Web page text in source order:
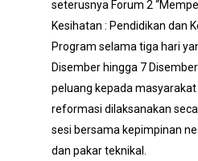
seterusnya Forum 2
Kesihatan : Pendidikan dan
Program selama tiga hari
Disember hingga 7
peluang kepada
reformasi dilaksanakan
sesi bersama kepimpinan
dan pakar teknikal.